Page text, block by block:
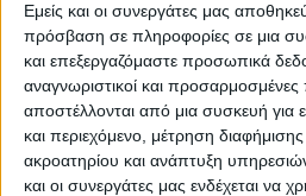
Εμείς και οι συνεργάτες μας
πρόσβαση σε πληροφορίες σε μια
και επεξεργαζόμαστε προσωπικά
αναγνωριστικοί και
αποστέλλονται από μια συσκευή για
και περιεχόμενο, μέτρηση
ακροατηρίου και ανάπτυξη
και οι συνεργάτες μας ενδέχεται να
Ακολούθησε την
ΑΓΩΝ στο
Όλες οι εξελίξεις
Καρδίτσας και